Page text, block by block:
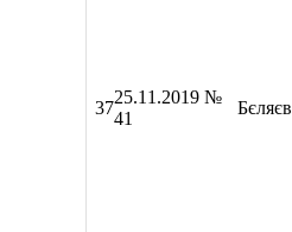
37
25.11.2019 №
41